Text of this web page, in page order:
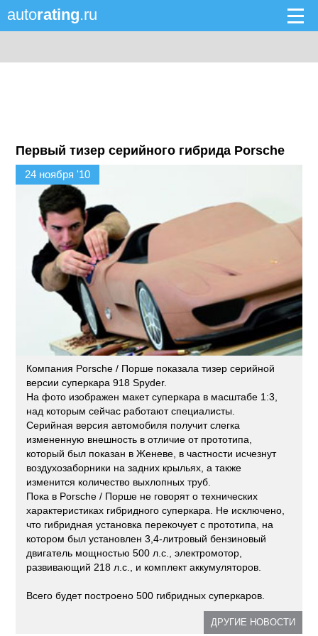
autorating.ru
Первый тизер серийного гибрида Porsche
24 ноября '10
Компания Porsche / Порше показала тизер серийной
версии суперкара 918 Spyder.
На фото изображен макет суперкара в масштабе 1:3,
над которым сейчас работают специалисты.
Серийная версия автомобиля получит слегка
измененную внешность в отличие от прототипа,
который был показан в Женеве, в частности исчезнут
воздухозаборники на задних крыльях, а также
изменится количество выхлопных труб.
Пока в Porsche / Порше не говорят о технических
характеристиках гибридного суперкара. Не исключено,
что гибридная установка перекочует с прототипа, на
котором был установлен 3,4-литровый бензиновый
двигатель мощностью 500 л.с., электромотор,
развивающий 218 л.с., и комплект аккумуляторов.
Всего будет построено 500 гибридных суперкаров.
ДРУГИЕ НОВОСТИ